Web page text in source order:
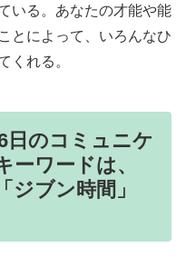
いる。あなたの才能や能
とによって、いろんなひ
くれる。
日のコミュニケ
ーワードは、
ジブン時間」